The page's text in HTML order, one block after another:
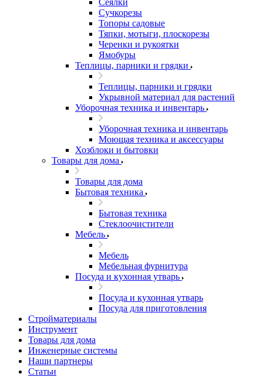
Сеялки
Сучкорезы
Топоры садовые
Тяпки, мотыги, плоскорезы
Черенки и рукоятки
Ямобуры
Теплицы, парники и грядки
Теплицы, парники и грядки
Укрывной материал для растений
Уборочная техника и инвентарь
Уборочная техника и инвентарь
Моющая техника и аксессуары
Хозблоки и бытовки
Товары для дома
Товары для дома
Бытовая техника
Бытовая техника
Стеклоочистители
Мебель
Мебель
Мебельная фурнитура
Посуда и кухонная утварь
Посуда и кухонная утварь
Посуда для приготовления
Стройматериалы
Инструмент
Товары для дома
Инженерные системы
Наши партнеры
Статьи